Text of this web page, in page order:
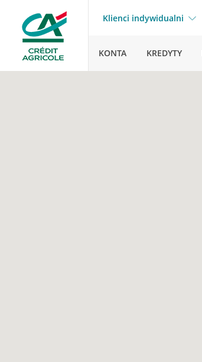
Klienci indywidualni
KONTA KREDYTY